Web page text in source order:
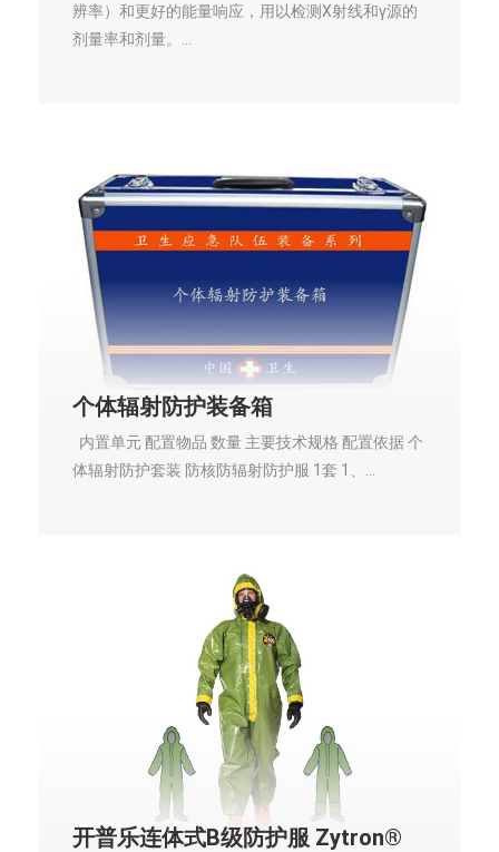
辨率）和更好的能量响应，用以检测X射线和γ源的
剂量率和剂量。…
个体辐射防护装备箱
内置单元 配置物品 数量 主要技术规格 配置依据 个
体辐射防护套装 防核防辐射防护服 1套 1、…
开普乐连体式B级防护服 Zytron®